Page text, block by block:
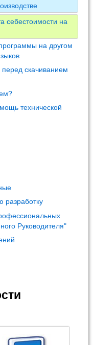
себестоимости на
на другом
скачиванием
технической
разработку
Руководителя"